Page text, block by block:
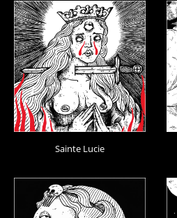
Sainte Lucie